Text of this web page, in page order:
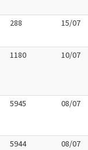
288 15/07
1180 10/07
5945 08/07
5944 08/07